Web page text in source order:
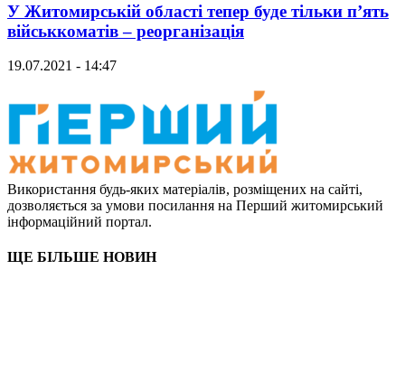
У Житомирській області тепер буде тільки п’ять
військкоматів – реорганізація
19.07.2021 - 14:47
Використання будь-яких матеріалів, розміщених на сайті,
дозволяється за умови посилання на Перший житомирський
інформаційний портал.
ЩЕ БІЛЬШЕ НОВИН